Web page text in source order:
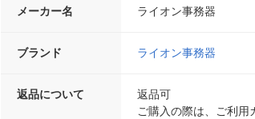
メーカー名 ライオン事務器
ブランド ライオン事務器
返品について
返品可
ご購入の際は、ご利用